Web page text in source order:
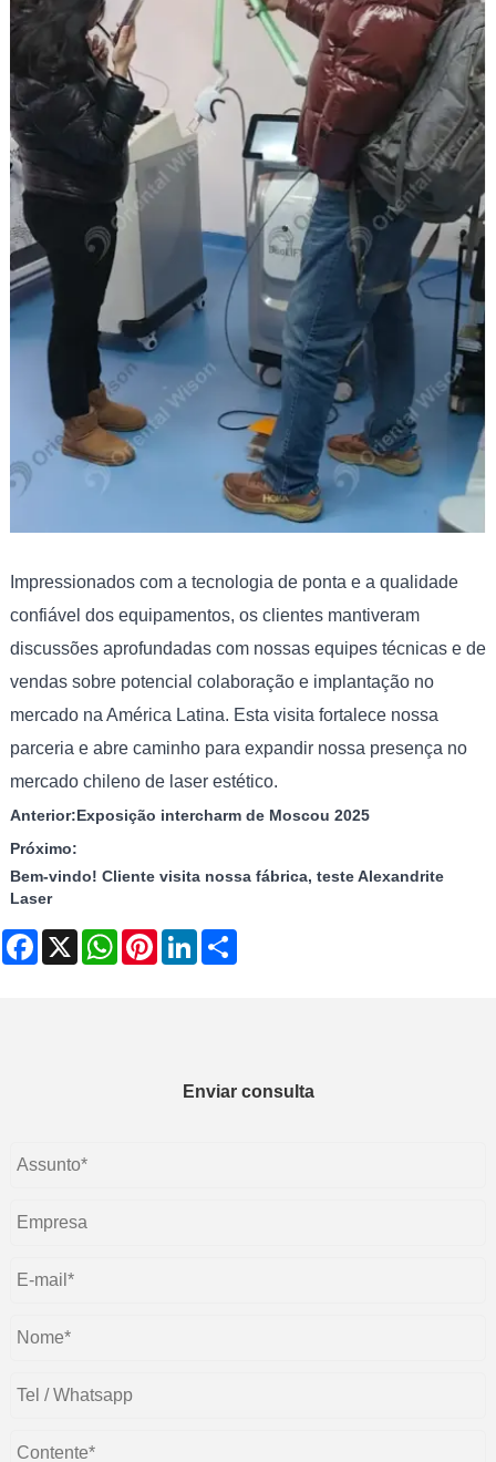
Impressionados com a tecnologia de ponta e a qualidade
confiável dos equipamentos, os clientes mantiveram
discussões aprofundadas com nossas equipes técnicas e de
vendas sobre potencial colaboração e implantação no
mercado na América Latina. Esta visita fortalece nossa
parceria e abre caminho para expandir nossa presença no
mercado chileno de laser estético.
Anterior:Exposição intercharm de Moscou 2025
Próximo:
Bem-vindo! Cliente visita nossa fábrica, teste Alexandrite
Laser
Facebook
X WhatsAppPinterestLinkedIn
Enviar consulta